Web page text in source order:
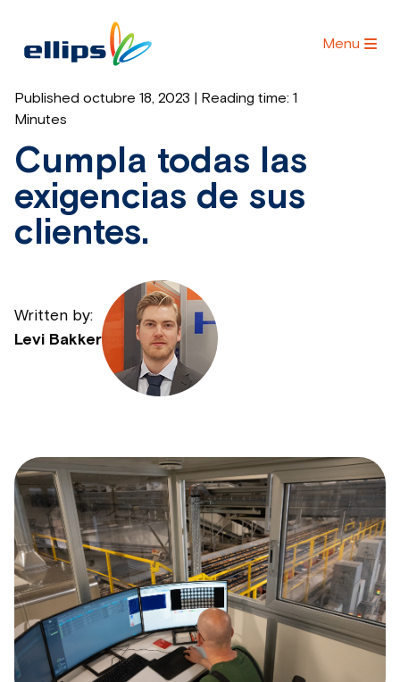
Menu
Published octubre 18, 2023 | Reading time: 1
Minutes
Cumpla todas las
exigencias de sus
clientes.
Written by:
Levi Bakker